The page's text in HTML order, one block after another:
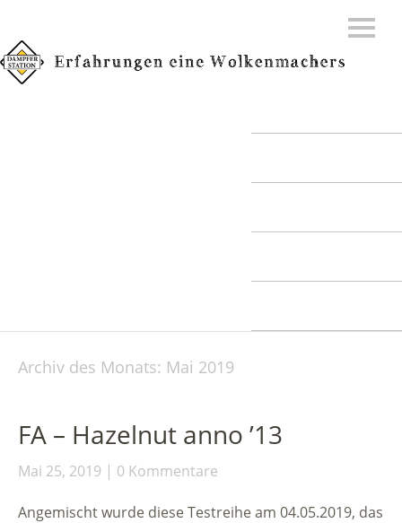
Archiv des Monats: Mai 2019
FA – Hazelnut anno ’13
Mai 25, 2019 0 Kommentare
Angemischt wurde diese Testreihe am 04.05.2019, das